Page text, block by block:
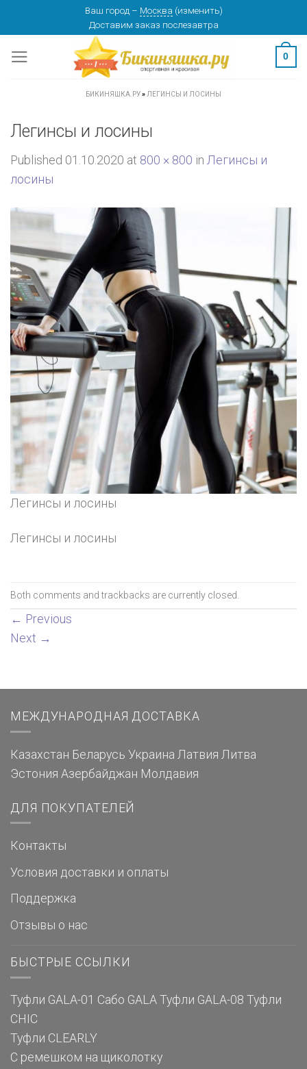
content
Ваш город – Москва (изменить)
Доставим заказ послезавтра
0
БИКИНЯШКА.РУ» ЛЕГИНСЫ И ЛОСИНЫ
Легинсы и лосины
Published 01.10.2020 at 800 × 800 in Легинсы и
лосины
Легинсы и лосины
Легинсы и лосины
Both comments and trackbacks are currently closed.
← Previous
Next →
МЕЖДУНАРОДНАЯ ДОСТАВКА
Казахстан Беларусь Украина Латвия Литва
Эстония Азербайджан Молдавия
ДЛЯ ПОКУПАТЕЛЕЙ
Контакты
Условия доставки и оплаты
Поддержка
Отзывы о нас
БЫСТРЫЕ ССЫЛКИ
Туфли GALA-01 Сабо GALA Туфли GALA-08 Туфли
CHIC
Туфли CLEARLY
С ремешком на щиколотку